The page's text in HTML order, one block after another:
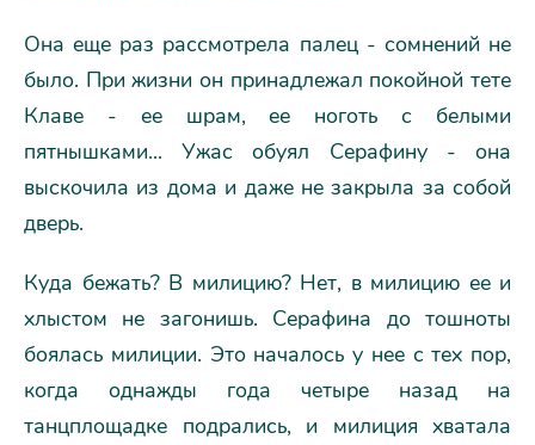
Она еще раз рассмотрела палец - сомнений не
было. При жизни он принадлежал покойной тете
Клаве - ее шрам, ее ноготь с белыми
пятнышками... Ужас обуял Серафину - она
выскочила из дома и даже не закрыла за собой
дверь.
Куда бежать? В милицию? Нет, в милицию ее и
хлыстом не загонишь. Серафина до тошноты
боялась милиции. Это началось у нее с тех пор,
когда однажды года четыре назад на
танцплощадке подрались, и милиция хватала